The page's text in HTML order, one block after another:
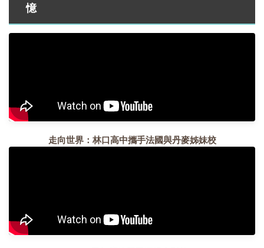
憶
走向世界：林口高中攜手法國與丹麥姊妹校